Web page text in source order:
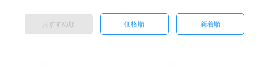
おすすめ順 価格順 新着順